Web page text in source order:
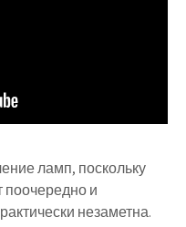
ламп, поскольку
поочередно и
незаметна.